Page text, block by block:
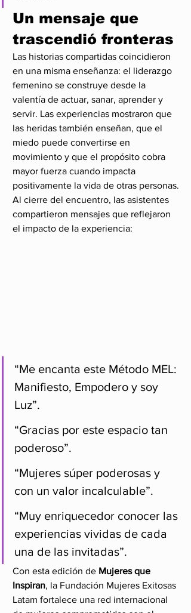
Un mensaje que
trascendió fronteras
Las historias compartidas coincidieron
en una misma enseñanza: el liderazgo
femenino se construye desde la
valentía de actuar, sanar, aprender y
servir. Las experiencias mostraron que
las heridas también enseñan, que el
miedo puede convertirse en
movimiento y que el propósito cobra
mayor fuerza cuando impacta
positivamente la vida de otras personas.
Al cierre del encuentro, las asistentes
compartieron mensajes que reflejaron
el impacto de la experiencia:
“Me encanta este Método MEL:
Manifiesto, Empodero y soy
Luz”.
“Gracias por este espacio tan
poderoso”.
“Mujeres súper poderosas y
con un valor incalculable”.
“Muy enriquecedor conocer las
experiencias vividas de cada
una de las invitadas”.
Con esta edición de Mujeres que
Inspiran, la Fundación Mujeres Exitosas
Latam fortalece una red internacional